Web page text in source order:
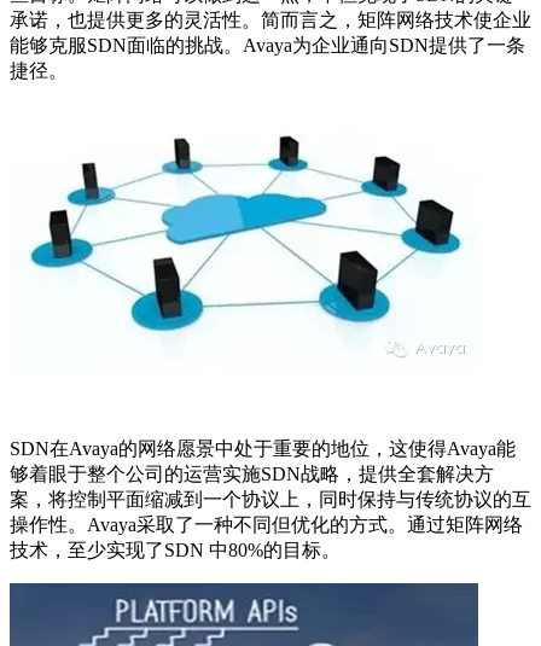
承诺，也提供更多的灵活性。简而言之，矩阵网络技术使企业
能够克服SDN面临的挑战。 Avaya为企业通向SDN提供了一条
捷径。
SDN在Avaya的网络愿景中处于重要的地位，这使得Avaya能
够着眼于整个公司的运营实施SDN战略，提供全套解决方
案，将控制平面缩减到一个协议上，同时保持与传统协议的互
操作性。 Avaya采取了一种不同但优化的方式。通过矩阵网络
技术，至少实现了SDN 中80%的目标。